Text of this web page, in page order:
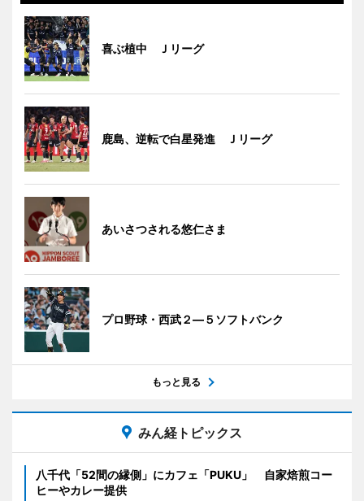
喜ぶ植中 Ｊリーグ
鹿島、逆転で白星発進 Ｊリーグ
あいさつされる悠仁さま
プロ野球・西武２―５ソフトバンク
もっと見る
みん経トピックス
八千代「52間の縁側」にカフェ「PUKU」 自家焙煎コー
ヒーやカレー提供